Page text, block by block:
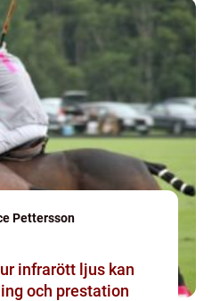
Pettersson
och prestation